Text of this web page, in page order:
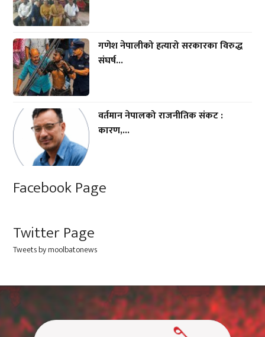
गणेश नेपालीको हत्यारो सरकारका विरुद्ध
संघर्ष...
वर्तमान नेपालको राजनीतिक संकट :
कारण,...
Facebook Page
Twitter Page
Tweets by moolbatonews